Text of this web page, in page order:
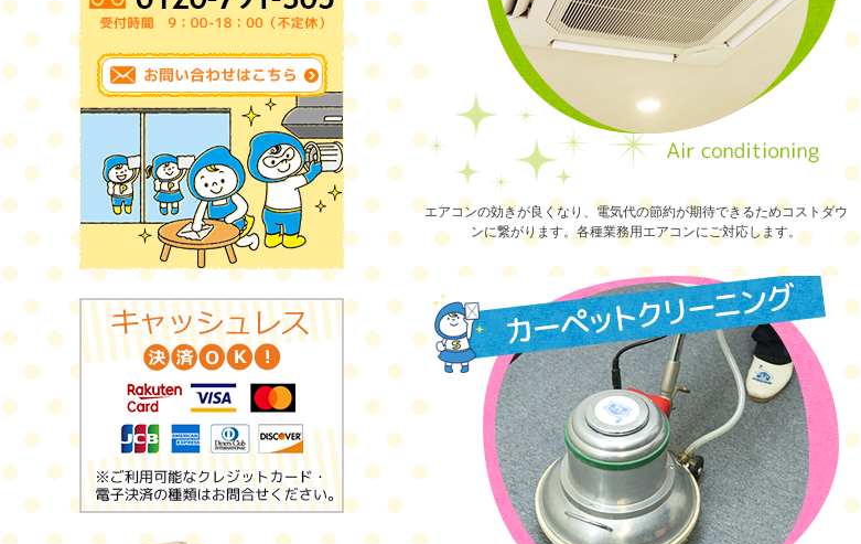
エアコンの効きが良くなり、電気代の節約が期待できるためコストダウ
ンに繋がります。各種業務用エアコンにご対応します。